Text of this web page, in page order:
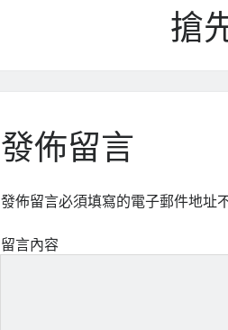
搶
發佈留言
發佈留言必須填寫的電子郵件地址
留言內容